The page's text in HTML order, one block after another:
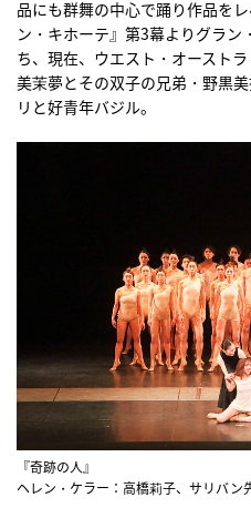
品にも群舞の中心で踊り作品を
ン・キホーテ』第3幕よりグラ
ち、現在、ウエスト・オースト
美茉夢とその双子の兄弟・野黒
リと好青年バジル。
『奇跡の人』
ヘレン・ケラー：高橋莉子、サリバ